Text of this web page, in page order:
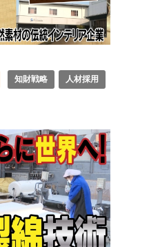
知財戦略 人材採用